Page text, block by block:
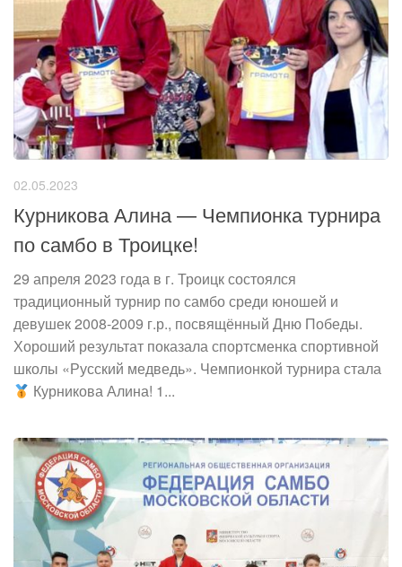
02.05.2023
Курникова Алина — Чемпионка турнира
по самбо в Троицке!
29 апреля 2023 года в г. Троицк состоялся
традиционный турнир по самбо среди юношей и
девушек 2008-2009 г.р., посвящённый Дню Победы.
Хороший результат показала спортсменка спортивной
школы «Русский медведь». Чемпионкой турнира стала
Курникова Алина! 1...